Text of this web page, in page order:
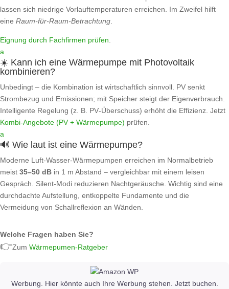
lassen sich niedrige Vorlauftemperaturen erreichen. Im Zweifel hilft
eine Raum‑für‑Raum‑Betrachtung.
Eignung durch Fachfirmen prüfen.
a
☀️ Kann ich eine Wärmepumpe mit Photovoltaik
kombinieren?
Unbedingt – die Kombination ist wirtschaftlich sinnvoll. PV senkt
Strombezug und Emissionen; mit Speicher steigt der Eigenverbrauch.
Intelligente Regelung (z. B. PV‑Überschuss) erhöht die Effizienz. Jetzt
Kombi‑Angebote (PV + Wärmepumpe) prüfen.
a
🔊 Wie laut ist eine Wärmepumpe?
Moderne Luft‑Wasser‑Wärmepumpen erreichen im Normalbetrieb
meist 35–50 dB in 1 m Abstand – vergleichbar mit einem leisen
Gespräch. Silent‑Modi reduzieren Nachtgeräusche. Wichtig sind eine
durchdachte Aufstellung, entkoppelte Fundamente und die
Vermeidung von Schallreflexion an Wänden.
Welche Fragen haben Sie?
👉Zum Wärmepumen-Ratgeber
Werbung. Hier könnte auch Ihre Werbung stehen. Jetzt buchen.